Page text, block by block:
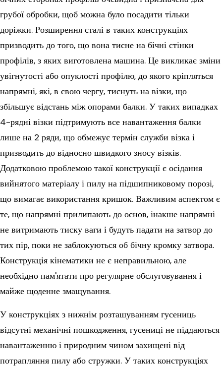
грубої обробки, щоб можна було посадити тільки
доріжки. Розширення сталі в таких конструкціях
призводить до того, що вона тисне на бічні стінки
профілів, з яких виготовлена машина. Це викликає зміни
увігнутості або опуклості профілю, до якого кріпляться
напрямні, які, в свою чергу, тиснуть на візки, що
збільшує відстань між опорами балки. У таких випадках
4-рядні візки підтримують все навантаження балки
лише на 2 ряди, що обмежує термін служби візка і
призводить до відносно швидкого зносу візків.
Додатковою проблемою такої конструкції є осідання
вийнятого матеріалу і пилу на підшипниковому порозі,
що вимагає використання кришок. Важливим аспектом є
те, що напрямні прилипають до основ, інакше напрямні
не витримають тиску ваги і будуть падати на затвор до
тих пір, поки не заблокуються об бічну кромку затвора.
Конструкція кінематики не є неправильною, але
необхідно пам'ятати про регулярне обслуговування і
майже щоденне змащування.
У конструкціях з нижнім розташуванням гусениць
відсутні механічні пошкодження, гусениці не піддаються
навантаженню і природним чином захищені від
потрапляння пилу або стружки. У таких конструкціях